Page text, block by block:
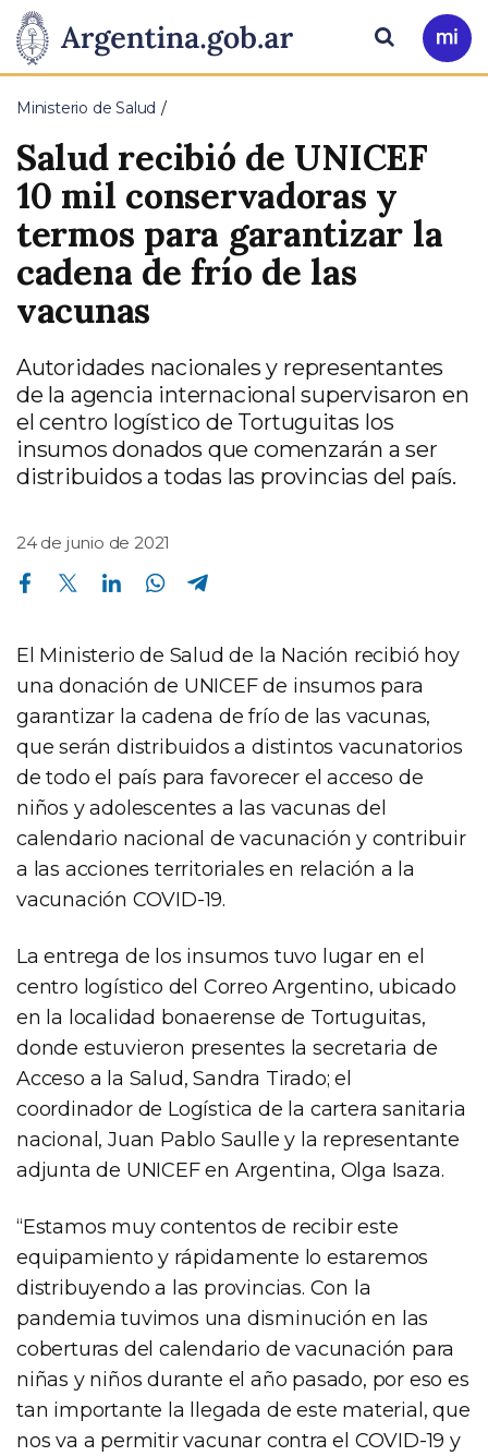
Presidencia
de
la
Nación
Pasar al contenido principal
Ir
a
Buscar
Ministerio de Salud
Salud recibió de UNICEF
10 mil conservadoras y
termos para garantizar la
cadena de frío de las
vacunas
Autoridades nacionales y representantes
de la agencia internacional supervisaron en
el centro logístico de Tortuguitas los
insumos donados que comenzarán a ser
distribuidos a todas las provincias del país.
24 de junio de 2021
Compartir en Facebook Compartir en Twitter Compartir en Linkedin Compartir en Whatsapp
El Ministerio de Salud de la Nación recibió hoy
una donación de UNICEF de insumos para
garantizar la cadena de frío de las vacunas,
que serán distribuidos a distintos vacunatorios
de todo el país para favorecer el acceso de
niños y adolescentes a las vacunas del
calendario nacional de vacunación y contribuir
a las acciones territoriales en relación a la
vacunación COVID-19.
La entrega de los insumos tuvo lugar en el
centro logístico del Correo Argentino, ubicado
en la localidad bonaerense de Tortuguitas,
donde estuvieron presentes la secretaria de
Acceso a la Salud, Sandra Tirado; el
coordinador de Logística de la cartera sanitaria
nacional, Juan Pablo Saulle y la representante
adjunta de UNICEF en Argentina, Olga Isaza.
“Estamos muy contentos de recibir este
equipamiento y rápidamente lo estaremos
distribuyendo a las provincias. Con la
pandemia tuvimos una disminución en las
coberturas del calendario de vacunación para
niñas y niños durante el año pasado, por eso es
tan importante la llegada de este material, que
nos va a permitir vacunar contra el COVID-19 y